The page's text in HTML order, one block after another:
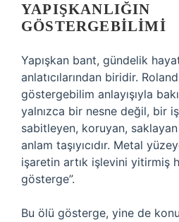
YAPIŞKANLIĞIN
GÖSTERGEBILIMI
Yapışkan bant, gündelik
anlatıcılarından biridir. Roland
göstergebilim anlayışıyla
yalnızca bir nesne değil, bir
sabitleyen, koruyan,
anlam taşıyıcıdır. Metal
işaretin artık işlevini yitirmiş
gösterge”.
Bu ölü gösterge, yine de